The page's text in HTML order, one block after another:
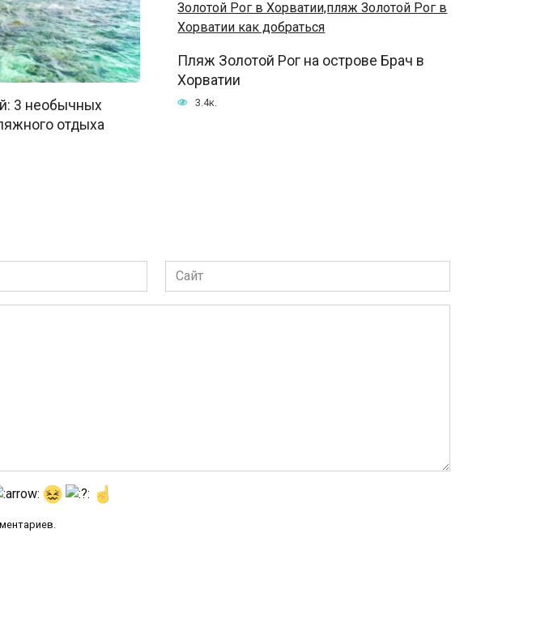
3 необычных
отдыха
Пляж Золотой Рог на острове Брач в
Хорватии
3.4к.
Сайт